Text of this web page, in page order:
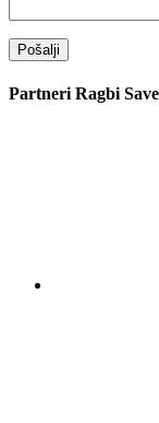
Partneri Ragbi